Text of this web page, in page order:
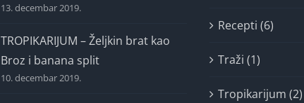
13. decembar 2019.
TROPIKARIJUM – Željkin brat kao
Broz i banana split
10. decembar 2019.
Recepti (6)
Traži (1)
Tropikarijum (2)